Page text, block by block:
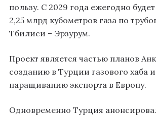
пользу. С 2029 года ежегодно
2,25 млрд кубометров газа по
Тбилиси – Эрзурум.
Проект является частью планов
созданию в Турции газового хаба и
наращиванию экспорта в Европу.
Одновременно Турция